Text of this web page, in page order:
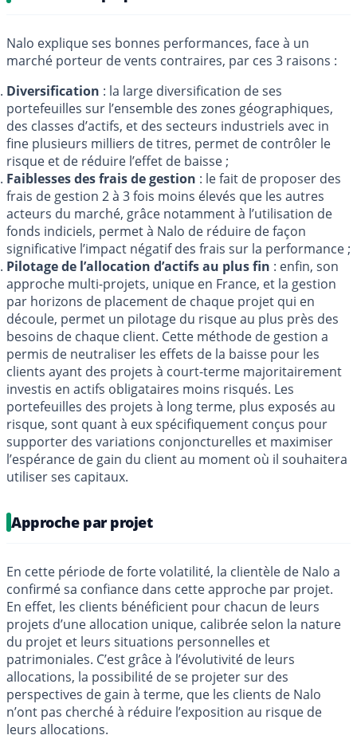
Nalo explique ses bonnes performances, face à un
marché porteur de vents contraires, par ces 3 raisons :
Diversification : la large diversification de ses
portefeuilles sur l’ensemble des zones géographiques,
des classes d’actifs, et des secteurs industriels avec in
fine plusieurs milliers de titres, permet de contrôler le
risque et de réduire l’effet de baisse ;
Faiblesses des frais de gestion : le fait de proposer des
frais de gestion 2 à 3 fois moins élevés que les autres
acteurs du marché, grâce notamment à l’utilisation de
fonds indiciels, permet à Nalo de réduire de façon
significative l’impact négatif des frais sur la performance ;
Pilotage de l’allocation d’actifs au plus fin : enfin, son
approche multi-projets, unique en France, et la gestion
par horizons de placement de chaque projet qui en
découle, permet un pilotage du risque au plus près des
besoins de chaque client. Cette méthode de gestion a
permis de neutraliser les effets de la baisse pour les
clients ayant des projets à court-terme majoritairement
investis en actifs obligataires moins risqués. Les
portefeuilles des projets à long terme, plus exposés au
risque, sont quant à eux spécifiquement conçus pour
supporter des variations conjoncturelles et maximiser
l’espérance de gain du client au moment où il souhaitera
utiliser ses capitaux.
Approche par projet
En cette période de forte volatilité, la clientèle de Nalo a
confirmé sa confiance dans cette approche par projet.
En effet, les clients bénéficient pour chacun de leurs
projets d’une allocation unique, calibrée selon la nature
du projet et leurs situations personnelles et
patrimoniales. C’est grâce à l’évolutivité de leurs
allocations, la possibilité de se projeter sur des
perspectives de gain à terme, que les clients de Nalo
n’ont pas cherché à réduire l’exposition au risque de
leurs allocations.